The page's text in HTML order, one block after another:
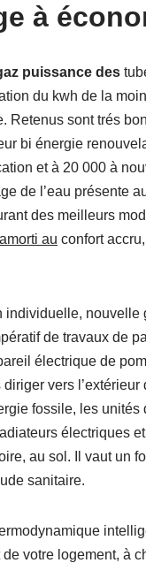
à
puissance des
du kwh de la
Retenus sont trés
bi énergie
et à 20 000 à
de l’eau présente
des meilleurs
au confort
individuelle, nouvelle
de travaux de
électrique de
diriger vers
fossile, les unités
électriques
au sol. Il vaut un
sanitaire.
votre logement, à